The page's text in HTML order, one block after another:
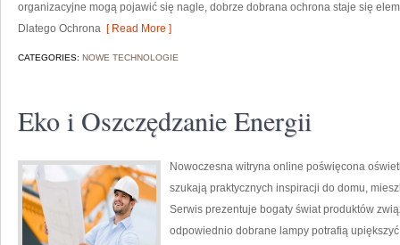
organizacyjne mogą pojawić się nagle, dobrze dobrana ochrona staje się
Dlatego Ochrona [ Read More ]
CATEGORIES: NOWE TECHNOLOGIE
Eko i Oszczędzanie Energii
Nowoczesna witryna online poświęcona
szukają praktycznych inspiracji do domu,
Serwis prezentuje bogaty świat produktów
odpowiednio dobrane lampy potrafią